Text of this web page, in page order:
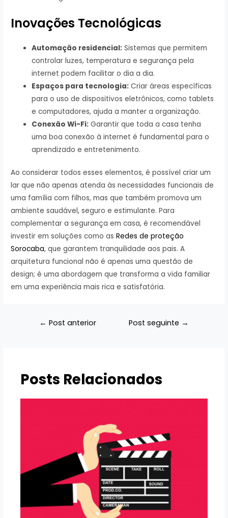
Inovações Tecnológicas
Automação residencial: Sistemas que permitem
controlar luzes, temperatura e segurança pela
internet podem facilitar o dia a dia.
Espaços para tecnologia: Criar áreas específicas
para o uso de dispositivos eletrônicos, como tablets
e computadores, ajuda a manter a organização.
Conexão Wi-Fi: Garantir que toda a casa tenha
uma boa conexão à internet é fundamental para o
aprendizado e entretenimento.
Ao considerar todos esses elementos, é possível criar um
lar que não apenas atenda às necessidades funcionais de
uma família com filhos, mas que também promova um
ambiente saudável, seguro e estimulante. Para
complementar a segurança em casa, é recomendável
investir em soluções como asRedes de proteção
Sorocaba, que garantem tranquilidade aos pais. A
arquitetura funcional não é apenas uma questão de
design; é uma abordagem que transforma a vida familiar
em uma experiência mais rica e satisfatória.
Navegação
← Post anterior Post seguinte →
Posts Relacionados